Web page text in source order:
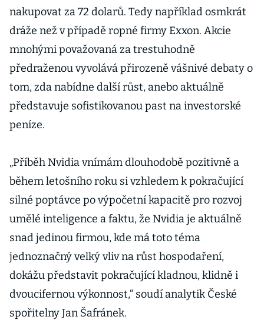
nakupovat za 72 dolarů. Tedy například osmkrát
dráže než v případě ropné firmy Exxon. Akcie
mnohými považovaná za trestuhodně
předraženou vyvolává přirozeně vášnivé debaty o
tom, zda nabídne další růst, anebo aktuálně
představuje sofistikovanou past na investorské
peníze.
„Příběh Nvidia vnímám dlouhodobě pozitivně a
během letošního roku si vzhledem k pokračující
silné poptávce po výpočetní kapacitě pro rozvoj
umělé inteligence a faktu, že Nvidia je aktuálně
snad jedinou firmou, kde má toto téma
jednoznačný velký vliv na růst hospodaření,
dokážu představit pokračující kladnou, klidně i
dvoucifernou výkonnost,“ soudí analytik České
spořitelny Jan Šafránek.